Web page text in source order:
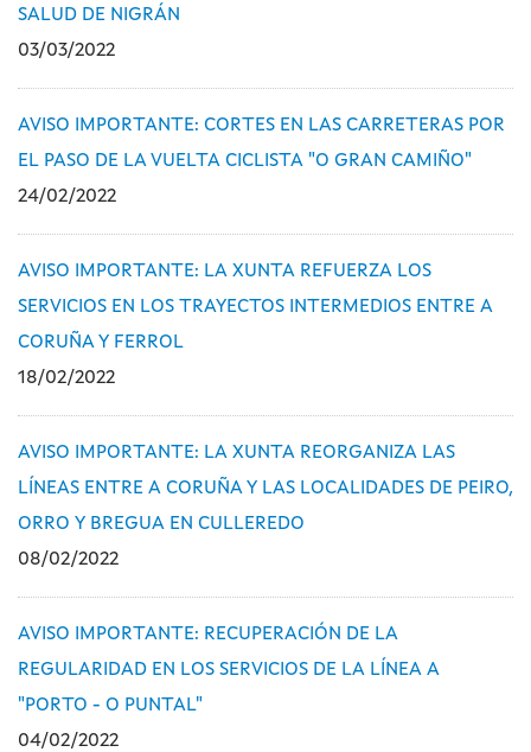
SALUD DE NIGRÁN
03/03/2022
AVISO IMPORTANTE: CORTES EN LAS CARRETERAS POR
EL PASO DE LA VUELTA CICLISTA "O GRAN CAMIÑO"
24/02/2022
AVISO IMPORTANTE: LA XUNTA REFUERZA LOS
SERVICIOS EN LOS TRAYECTOS INTERMEDIOS ENTRE A
CORUÑA Y FERROL
18/02/2022
AVISO IMPORTANTE: LA XUNTA REORGANIZA LAS
LÍNEAS ENTRE A CORUÑA Y LAS LOCALIDADES DE PEIRO,
ORRO Y BREGUA EN CULLEREDO
08/02/2022
AVISO IMPORTANTE: RECUPERACIÓN DE LA
REGULARIDAD EN LOS SERVICIOS DE LA LÍNEA A
"PORTO - O PUNTAL"
04/02/2022